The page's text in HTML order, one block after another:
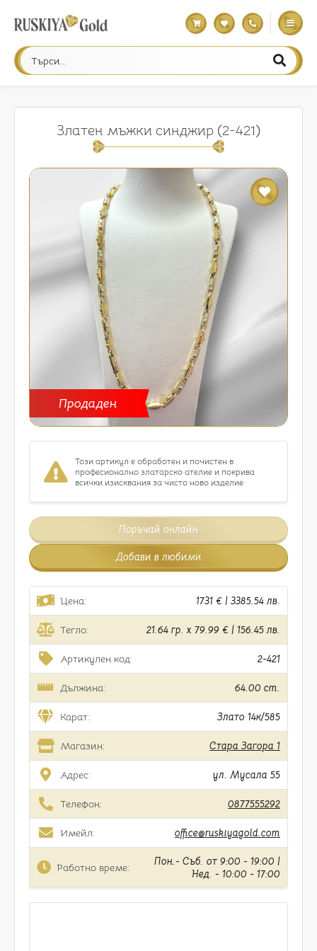
Златен мъжки синджир (2-421)
Продаден
Този артикул е обработен и почистен в
професионално златарско ателие и покрива
всички изисквания за чисто ново изделие
Поръчай онлайн
Добави в любими
Цена: 1731 € | 3385.54 лв.
Тегло: 21.64 гр. x 79.99 € | 156.45 лв.
Артикулен код: 2-421
Дължина: 64.00 cm.
Карат: Злато 14к/585
Магазин: Стара Загора 1
Адрес: ул. Мусала 55
Телефон: 0877555292
Имейл: office@ruskiyagold.com
Работно време:
Пон.- Съб. от 9:00 - 19:00 |
Нед. - 10:00 - 17:00